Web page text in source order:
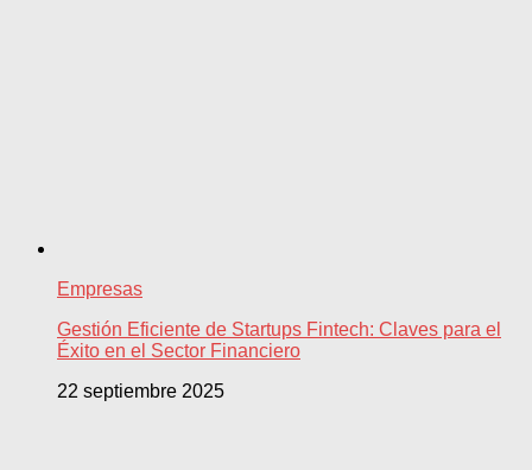
Empresas
Gestión Eficiente de Startups Fintech: Claves para el
Éxito en el Sector Financiero
22 septiembre 2025